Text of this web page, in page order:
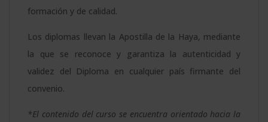
formación y de calidad.
Los diplomas llevan la Apostilla de la Haya, mediante
la que se reconoce y garantiza la autenticidad y
validez del Diploma en cualquier país firmante del
convenio.
*El contenido del curso se encuentra orientado hacia la